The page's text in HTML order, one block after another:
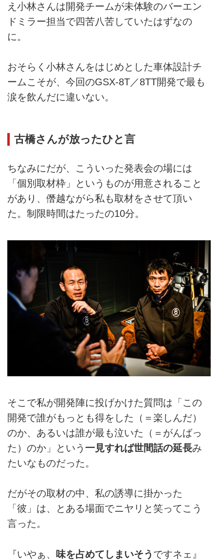
え小林さんは開発チームが未体験のバーエン
ドミラー担当で四苦八苦していたはずなの
に。
おそらく小林さんをはじめとした車体設計チ
ームこそが、今回のGSX-8T／8TT開発で最も
涙を飲んだに違いない。
古橋さんが放ったひと言
ちなみにだが、こういった発表会の場には
「個別取材枠」というものが用意されること
があり、僭越ながら私も取材をさせて頂い
た。制限時間はたったの10分。
そこで私が開発陣に投げかけた質問は「この
開発で誰がもっとも得をした（＝楽しんだ）
のか、あるいは誰が最も泣いた（＝がんばっ
た）のか」という 一見すれば世間話の延長み
たいなものだった。
だがその取材の中、私の誘導に掛かった
「彼」は、とある場面でニヤリと笑ってこう
言った。
『いやぁ、 味を占めてしまいそう ですネェ』